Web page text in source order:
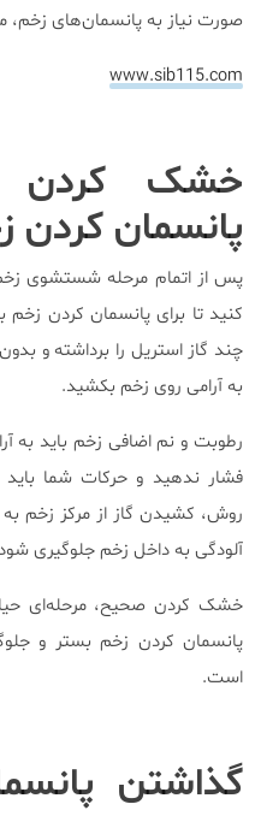
صورت نیاز به پانسمان‌های زخم،
www.sib115.com
خشک کردن
پانسمان کردن
پس از اتمام مرحله شستشوی
کنید تا برای پانسمان کردن زخم
چند گاز استریل را برداشته و
به آرامی روی زخم بکشید.
رطوبت و نم اضافی زخم باید به
فشار ندهید و حرکات شما
روش، کشیدن گاز از مرکز زخم
آلودگی به داخل زخم جلوگیری
خشک کردن صحیح، مرحله‌ای
پانسمان کردن زخم بستر و
است.
گذاشتن